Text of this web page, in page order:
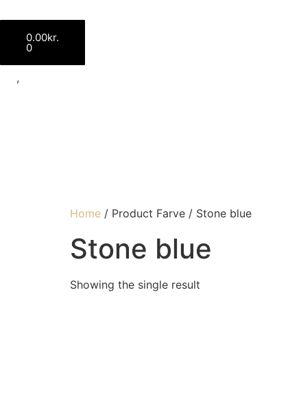
0.00kr.
0
,
Home / Product Farve / Stone blue
Stone blue
Showing the single result